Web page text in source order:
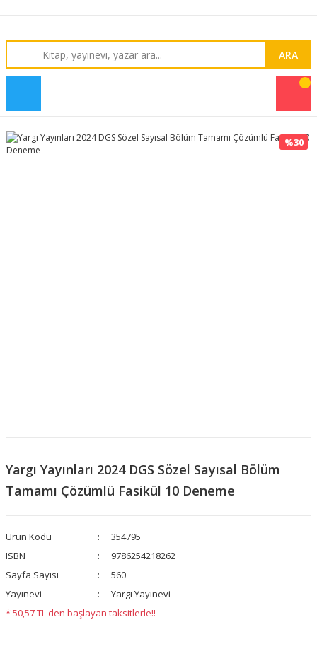
ARA
%30
Yargı Yayınları 2024 DGS Sözel Sayısal Bölüm
Tamamı Çözümlü Fasikül 10 Deneme
Ürün Kodu
354795
ISBN
9786254218262
Sayfa Sayısı
560
Yayınevi
Yargı Yayınevi
* 50,57 TL den başlayan taksitlerle!!